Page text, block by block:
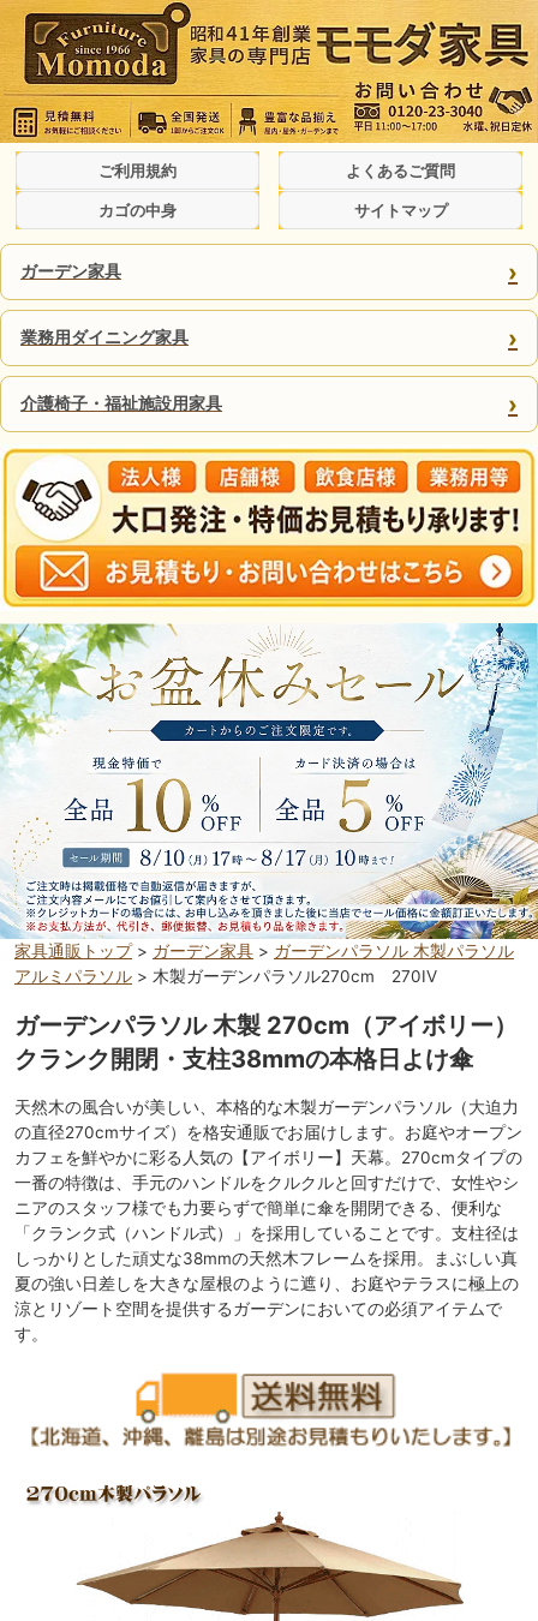
ご利用規約 よくあるご質問
カゴの中身 サイトマップ
ガーデン家具 ›
業務用ダイニング家具 ›
介護椅子・福祉施設用家具 ›
家具通販トップ> ガーデン家具 > ガーデンパラソル 木製パラソル
アルミパラソル > 木製ガーデンパラソル270cm 270IV
ガーデンパラソル 木製 270cm（アイボリー）
クランク開閉・支柱38mmの本格日よけ傘
天然木の風合いが美しい、本格的な木製ガーデンパラソル（大迫力
の直径270cmサイズ）を格安通販でお届けします。お庭やオープン
カフェを鮮やかに彩る人気の【アイボリー】天幕。270cmタイプの
一番の特徴は、手元のハンドルをクルクルと回すだけで、女性やシ
ニアのスタッフ様でも力要らずで簡単に傘を開閉できる、便利な
「クランク式（ハンドル式）」を採用していることです。支柱径は
しっかりとした頑丈な38mmの天然木フレームを採用。まぶしい真
夏の強い日差しを大きな屋根のように遮り、お庭やテラスに極上の
涼とリゾート空間を提供するガーデンにおいての必須アイテムで
す。